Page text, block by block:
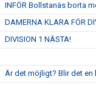
INFÖR Bollstanäs borta
DAMERNA KLARA FÖR
DIVISION 1 NÄSTA!
Är det möjligt? Blir det en